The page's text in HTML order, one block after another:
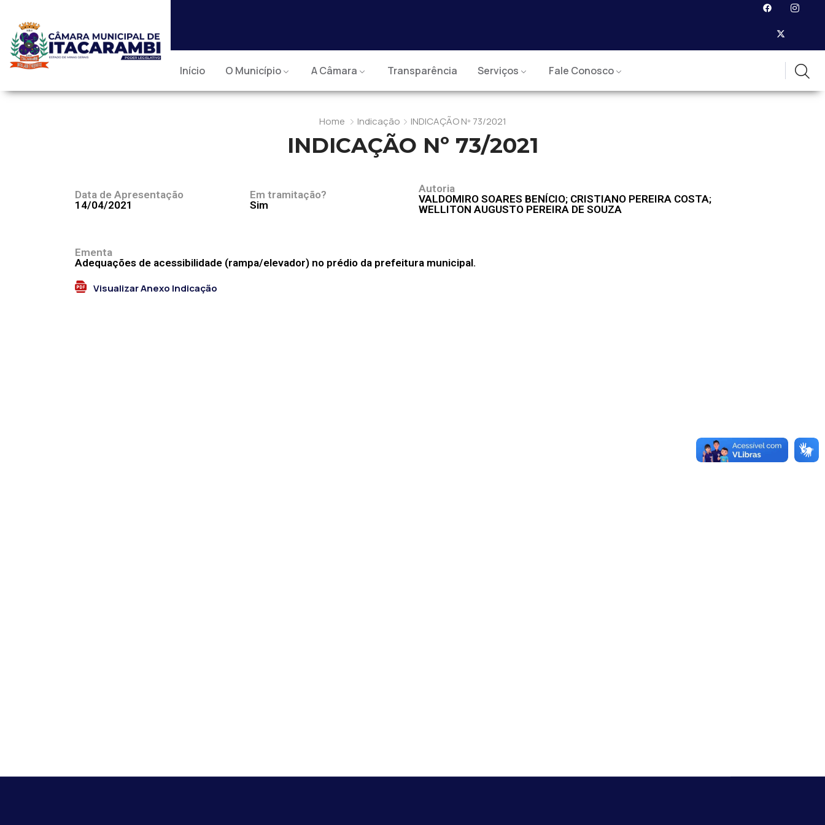
Início O Município A Câmara Transparência Serviços Fale Conosco
Home Indicação INDICAÇÃO Nº 73/2021
INDICAÇÃO Nº 73/2021
Data de Apresentação
14/04/2021
Em tramitação?
Sim
Autoria
VALDOMIRO SOARES BENÍCIO; CRISTIANO PEREIRA COSTA;
WELLITON AUGUSTO PEREIRA DE SOUZA
Ementa
Adequações de acessibilidade (rampa/elevador) no prédio da prefeitura municipal.
Visualizar Anexo Indicação